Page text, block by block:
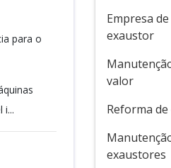
para o
i...
Empresa
exaustor
valor
Reforma
exaustores